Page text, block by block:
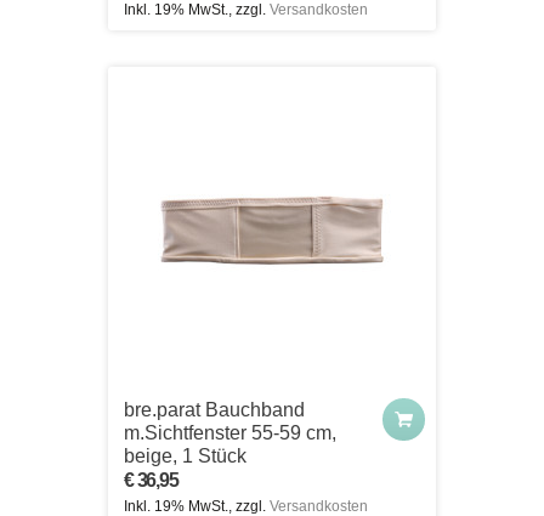
Inkl. 19% MwSt., zzgl. Versandkosten
bre.parat Bauchband
m.Sichtfenster 55-59 cm,
beige, 1 Stück
€ 36,95
Inkl. 19% MwSt., zzgl. Versandkosten